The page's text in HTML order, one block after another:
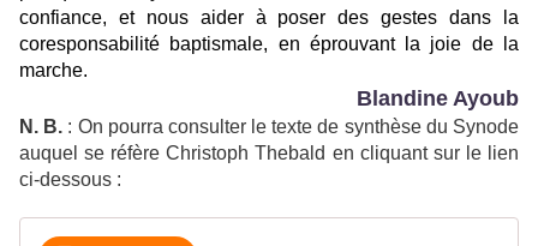
confiance, et nous aider à poser des gestes dans la
coresponsabilité baptismale, en éprouvant la joie de la
marche.
Blandine Ayoub
N. B. : On pourra consulter le texte de synthèse du Synode
auquel se réfère Christoph Thebald en cliquant sur le lien
ci-dessous :